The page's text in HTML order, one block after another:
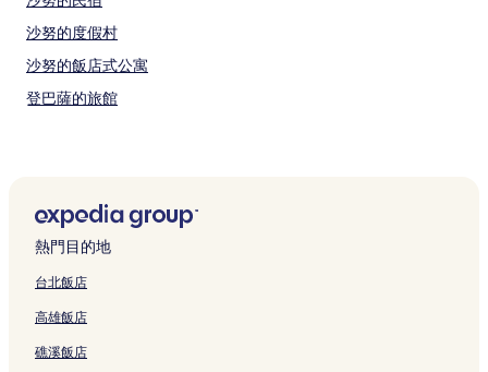
沙努的度假村
沙努的飯店式公寓
登巴薩的旅館
水明漾的別墅
水明漾的青年旅館
水明漾的度假村
思達卡爾亞的旅館
登帕薩 5 星級飯店
熱門目的地
台北飯店
高雄飯店
礁溪飯店